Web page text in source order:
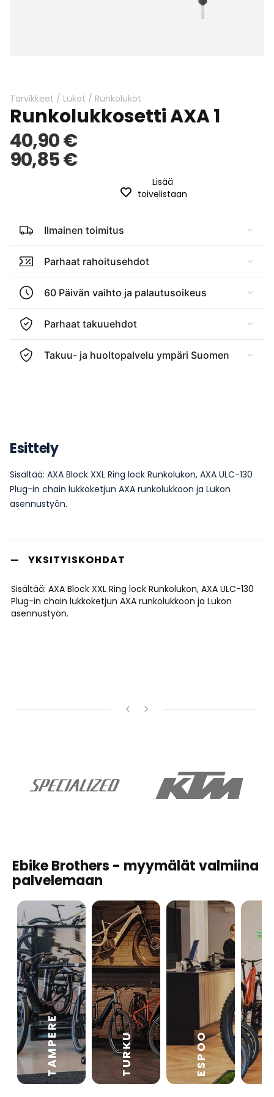
beginning
of
the
images
gallery
Tarvikkeet / Lukot / Runkolukot
Runkolukkosetti AXA 1
40,90 €
90,85 €
Lisää
toivelistaan
Ilmainen toimitus
Parhaat rahoitusehdot
60 Päivän vaihto ja palautusoikeus
Parhaat takuuehdot
Takuu- ja huoltopalvelu ympäri Suomen
Esittely
Sisältää: AXA Block XXL Ring lock Runkolukon, AXA ULC-130
Plug-in chain lukkoketjun AXA runkolukkoon ja Lukon
asennustyön.
YKSITYISKOHDAT
Sisältää: AXA Block XXL Ring lock Runkolukon, AXA ULC-130
Plug-in chain lukkoketjun AXA runkolukkoon ja Lukon
asennustyön.
Ebike Brothers - myymälät valmiina
palvelemaan
TAMPERE TURKU ESPOO